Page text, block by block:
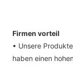
Firmen vorteil
• Unsere
haben einen